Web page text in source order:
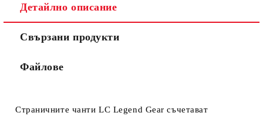
Съгласен съм с
Ние ще се свържем с вас в рамките на работния ден.
Детайлно описание
Свързани продукти
Файлове
Страничните чанти LC Legend Gear съчетават